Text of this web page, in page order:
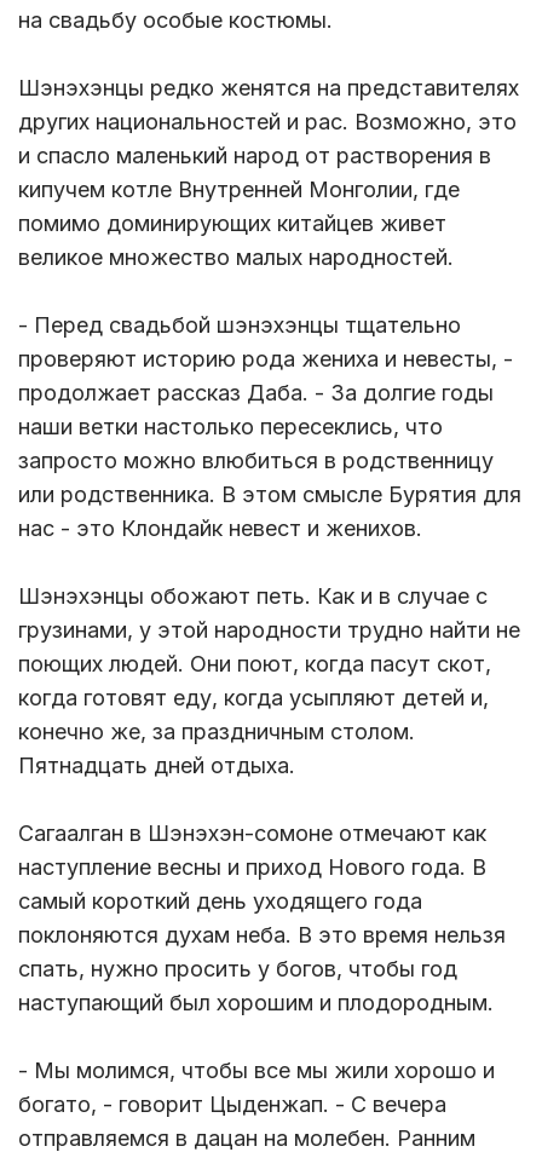
на свадьбу особые костюмы.
Шэнэхэнцы редко женятся на представителях
других национальностей и рас. Возможно, это
и спасло маленький народ от растворения в
кипучем котле Внутренней Монголии, где
помимо доминирующих китайцев живет
великое множество малых народностей.
- Перед свадьбой шэнэхэнцы тщательно
проверяют историю рода жениха и невесты, -
продолжает рассказ Даба. - За долгие годы
наши ветки настолько пересеклись, что
запросто можно влюбиться в родственницу
или родственника. В этом смысле Бурятия для
нас - это Клондайк невест и женихов.
Шэнэхэнцы обожают петь. Как и в случае с
грузинами, у этой народности трудно найти не
поющих людей. Они поют, когда пасут скот,
когда готовят еду, когда усыпляют детей и,
конечно же, за праздничным столом.
Пятнадцать дней отдыха.
Сагаалган в Шэнэхэн-сомоне отмечают как
наступление весны и приход Нового года. В
самый короткий день уходящего года
поклоняются духам неба. В это время нельзя
спать, нужно просить у богов, чтобы год
наступающий был хорошим и плодородным.
- Мы молимся, чтобы все мы жили хорошо и
богато, - говорит Цыденжап. - С вечера
отправляемся в дацан на молебен. Ранним